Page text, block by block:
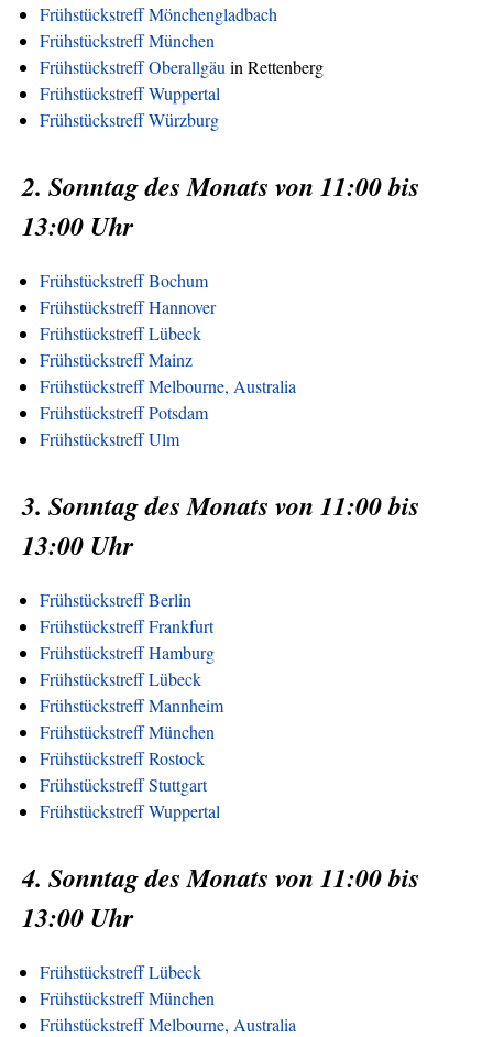
Frühstückstreff Mönchengladbach
Frühstückstreff München
Frühstückstreff Oberallgäu in Rettenberg
Frühstückstreff Wuppertal
Frühstückstreff Würzburg
2. Sonntag des Monats von 11:00 bis
13:00 Uhr
Frühstückstreff Bochum
Frühstückstreff Hannover
Frühstückstreff Lübeck
Frühstückstreff Mainz
Frühstückstreff Melbourne, Australia
Frühstückstreff Potsdam
Frühstückstreff Ulm
3. Sonntag des Monats von 11:00 bis
13:00 Uhr
Frühstückstreff Berlin
Frühstückstreff Frankfurt
Frühstückstreff Hamburg
Frühstückstreff Lübeck
Frühstückstreff Mannheim
Frühstückstreff München
Frühstückstreff Rostock
Frühstückstreff Stuttgart
Frühstückstreff Wuppertal
4. Sonntag des Monats von 11:00 bis
13:00 Uhr
Frühstückstreff Lübeck
Frühstückstreff München
Frühstückstreff Melbourne, Australia